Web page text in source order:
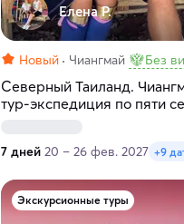
Елена Р.
Новый Чиангмай Без
Северный Таиланд.
тур-экспедиция по пяти
7 дней 20 – 26 фев. 2027 +9
Экскурсионные туры